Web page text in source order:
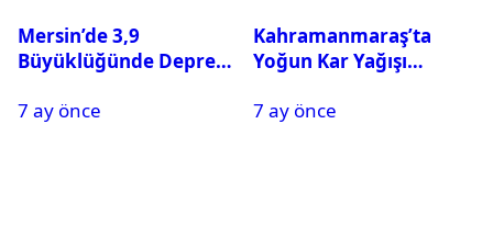
Mersin’de 3,9
Büyüklüğünde Deprem
7 ay önce
Kahramanmaraş’ta
Yoğun Kar Yağışı
Tatil
7 ay önce